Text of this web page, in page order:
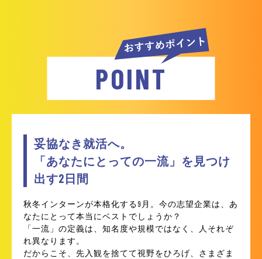
POINT
妥協なき就活へ。
「あなたにとっての一流」を見つけ
出す2日間
秋冬インターンが本格化する9月。今の志望企業は、あ
なたにとって本当にベストでしょうか？
「一流」の定義は、知名度や規模ではなく、人それぞ
れ異なります。
だからこそ、先入観を捨てて視野をひろげ、さまざま